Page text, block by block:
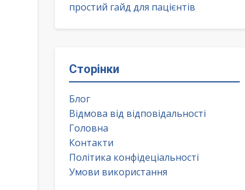
простий гайд для пацієнтів
Сторінки
Блог
Відмова від відповідальності
Головна
Контакти
Політика конфідеціальності
Умови використання